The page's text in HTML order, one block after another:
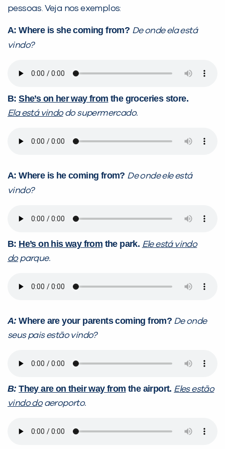
pessoas. Veja nos exemplos:
A: Where is she coming from? De onde ela está
vindo?
B:She’s on her way from the groceries store.
Ela está vindo do supermercado.
A: Where is he coming from? De onde ele está
vindo?
B: He’s on his way from the park. Ele está vindo
doparque.
A:Where are your parents coming from? De onde
seus pais estão vindo?
B:They are on their way from the airport. Eles estão
vindo doaeroporto.